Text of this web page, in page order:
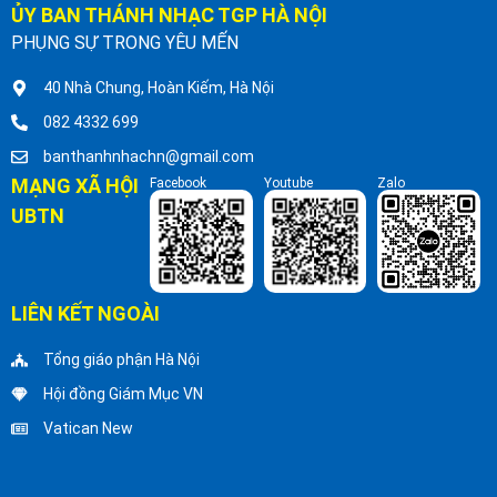
ỦY BAN THÁNH NHẠC TGP HÀ NỘI
PHỤNG SỰ TRONG YÊU MẾN
40 Nhà Chung, Hoàn Kiếm, Hà Nội
082 4332 699
banthanhnhachn@gmail.com
MẠNG XÃ HỘI
UBTN
Facebook Youtube Zalo
LIÊN KẾT NGOÀI
Tổng giáo phận Hà Nội
Hội đồng Giám Mục VN
Vatican New